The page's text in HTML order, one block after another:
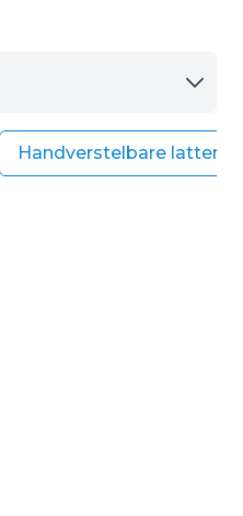
bepaald door de
Minder
Handverstelbare